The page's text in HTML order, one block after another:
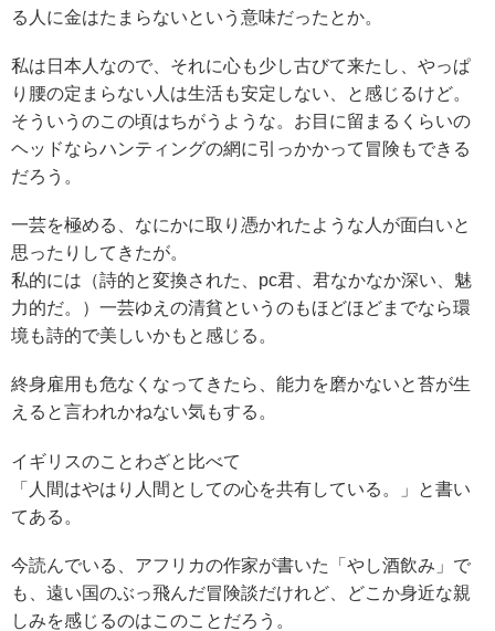
る人に金はたまらないという意味だったとか。
私は日本人なので、それに心も少し古びて来たし、やっぱ
り腰の定まらない人は生活も安定しない、と感じるけど。
そういうのこの頃はちがうような。お目に留まるくらいの
ヘッドならハンティングの網に引っかかって冒険もできる
だろう。
一芸を極める、なにかに取り憑かれたような人が面白いと
思ったりしてきたが。
私的には（詩的と変換された、pc君、君なかなか深い、魅
力的だ。）一芸ゆえの清貧というのもほどほどまでなら環
境も詩的で美しいかもと感じる。
終身雇用も危なくなってきたら、能力を磨かないと苔が生
えると言われかねない気もする。
イギリスのことわざと比べて
「人間はやはり人間としての心を共有している。」と書い
てある。
今読んでいる、アフリカの作家が書いた「やし酒飲み」で
も、遠い国のぶっ飛んだ冒険談だけれど、どこか身近な親
しみを感じるのはこのことだろう。